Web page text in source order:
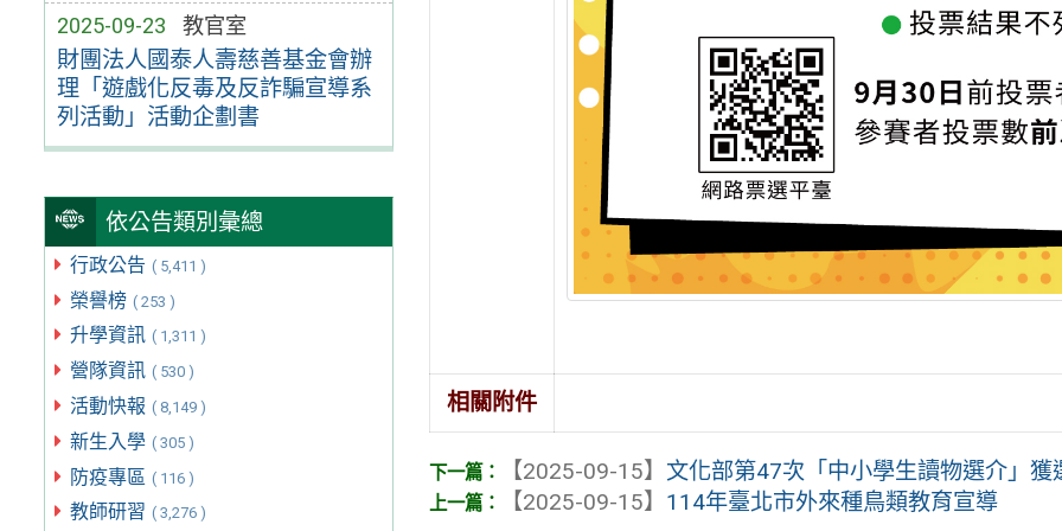
2025-09-23 教官室
財團法人國泰人壽慈善基金會辦
理「遊戲化反毒及反詐騙宣導系
列活動」活動企劃書
依公告類別彙總
行政公告 ( 5,411 )
榮譽榜 ( 253 )
升學資訊 ( 1,311 )
營隊資訊 ( 530 )
活動快報 ( 8,149 )
新生入學 ( 305 )
防疫專區 ( 116 )
教師研習 ( 3,276 )
相關附件
【2025-09-15】 文化部第47次「中小學生讀物選介」獲
【2025-09-15】 114年臺北市外來種鳥類教育宣導